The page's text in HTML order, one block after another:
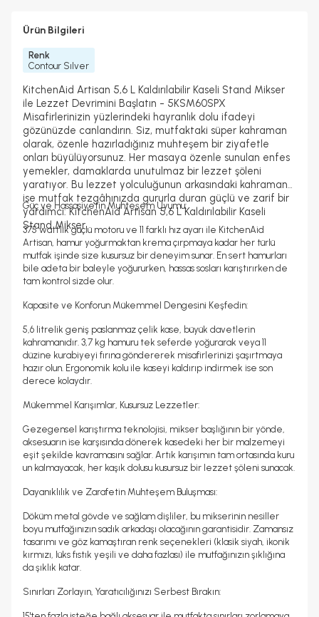
Ürün Bilgileri
Renk
Contour Sılver
KitchenAid Artisan 5,6 L Kaldırılabilir Kaseli Stand Mikser
ile Lezzet Devrimini Başlatın - 5KSM60SPX
Misafirlerinizin yüzlerindeki hayranlık dolu ifadeyi
gözünüzde canlandırın. Siz, mutfaktaki süper kahraman
olarak, özenle hazırladığınız muhteşem bir ziyafetle
onları büyülüyorsunuz. Her masaya özenle sunulan enfes
yemekler, damaklarda unutulmaz bir lezzet şöleni
yaratıyor. Bu lezzet yolculuğunun arkasındaki kahraman
ise mutfak tezgâhınızda gururla duran güçlü ve zarif bir
yardımcı: KitchenAid Artisan 5,6 L Kaldırılabilir Kaseli
Stand Mikser.
Güç ve Hassasiyetin Muhteşem Uyumu:
375 watt'lık güçlü motoru ve 11 farklı hız ayarı ile KitchenAid
Artisan, hamur yoğurmaktan krema çırpmaya kadar her türlü
mutfak işinde size kusursuz bir deneyim sunar. En sert hamurları
bile adeta bir baleyle yoğururken, hassas sosları karıştırırken de
tam kontrol sizde olur.
Kapasite ve Konforun Mükemmel Dengesini Keşfedin:
5,6 litrelik geniş paslanmaz çelik kase, büyük davetlerin
kahramanıdır. 3,7 kg hamuru tek seferde yoğurarak veya 11
düzine kurabiyeyi fırına göndererek misafirlerinizi şaşırtmaya
hazır olun. Ergonomik kolu ile kaseyi kaldırıp indirmek ise son
derece kolaydır.
Mükemmel Karışımlar, Kusursuz Lezzetler:
Gezegensel karıştırma teknolojisi, mikser başlığının bir yönde,
aksesuarın ise karşısında dönerek kasedeki her bir malzemeyi
eşit şekilde kavramasını sağlar. Artık karışımın tam ortasında kuru
un kalmayacak, her kaşık dolusu kusursuz bir lezzet şöleni sunacak.
Dayanıklılık ve Zarafetin Muhteşem Buluşması:
Döküm metal gövde ve sağlam dişliler, bu mikserinin nesiller
boyu mutfağınızın sadık arkadaşı olacağının garantisidir. Zamansız
tasarımı ve göz kamaştıran renk seçenekleri (klasik siyah, ikonik
kırmızı, lüks fıstık yeşili ve daha fazlası) ile mutfağınızın şıklığına
da şıklık katar.
Sınırları Zorlayın, Yaratıcılığınızı Serbest Bırakın: